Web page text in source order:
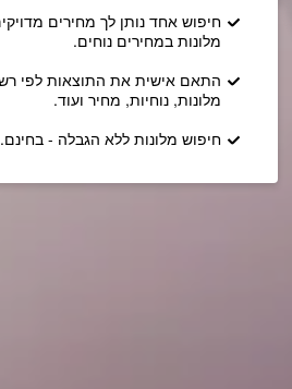
חיפוש אחד נותן לך מחירים
מלונות במחירים נוחים.
התאם אישית את התוצאות לפי
מלונות, נוחיות, מחיר ועוד.
חיפוש מלונות ללא הגבלה - בחינם.